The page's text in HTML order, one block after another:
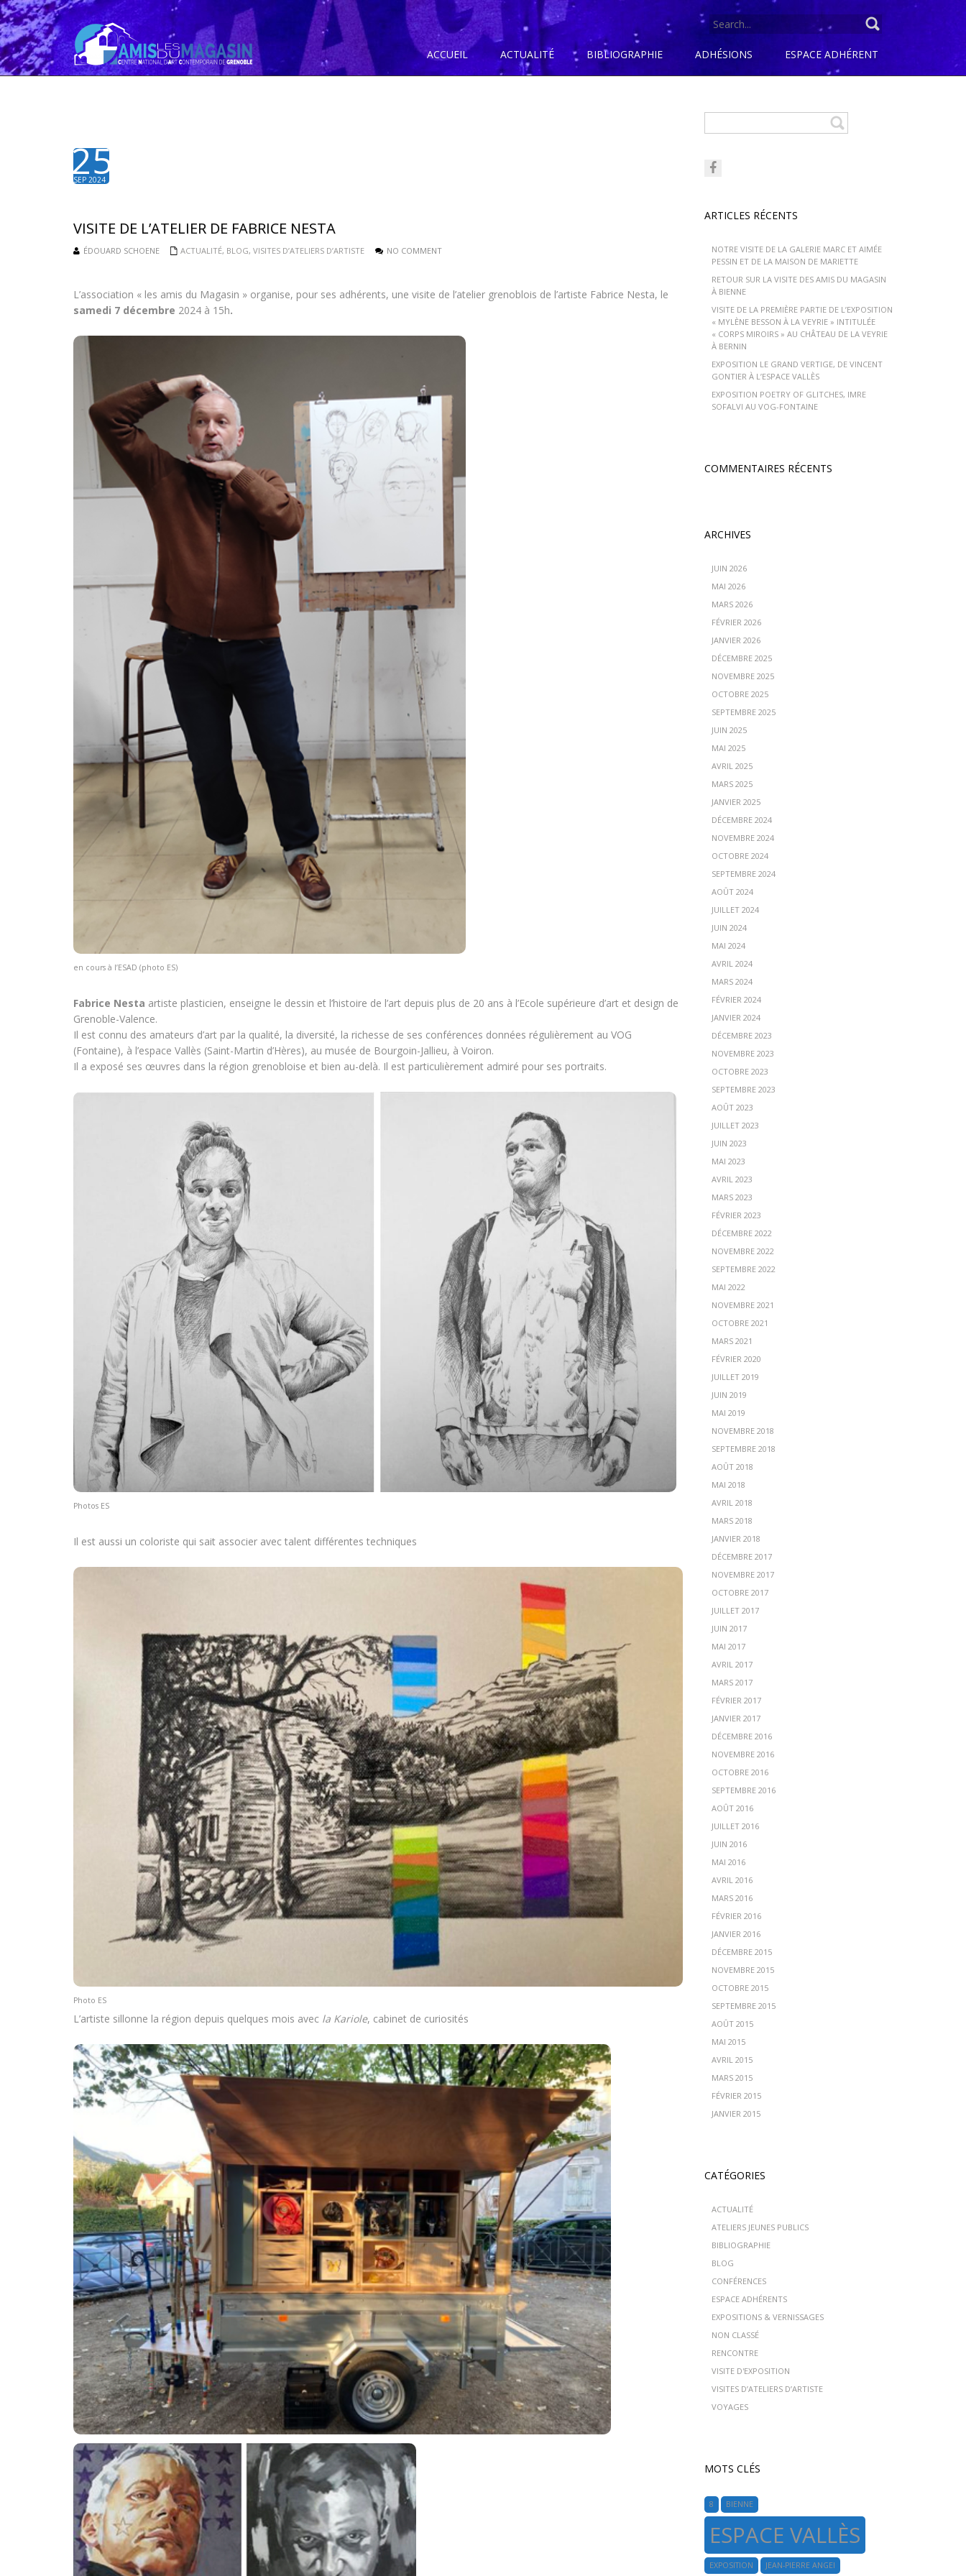
SEARCH
ACCUEIL
ACTUALITÉ BIBLIOGRAPHIE ADHÉSIONS ESPACE ADHÉRENT
25
SEP 2024
VISITE DE L’ATELIER DE FABRICE NESTA
ÉDOUARD SCHOENE ACTUALITÉ, BLOG, VISITES D’ATELIERS D’ARTISTE NO COMMENT
L’association « les amis du Magasin » organise, pour ses adhérents, une visite de l’atelier grenoblois de l’artiste Fabrice Nesta, le
samedi 7 décembre 2024 à 15h.
en cours à l’ESAD (photo ES)
Fabrice Nesta artiste plasticien, enseigne le dessin et l’histoire de l’art depuis plus de 20 ans à l’Ecole supérieure d’art et design de
Grenoble-Valence.
Il est connu des amateurs d’art par la qualité, la diversité, la richesse de ses conférences données régulièrement au VOG
(Fontaine), à l’espace Vallès (Saint-Martin d’Hères), au musée de Bourgoin-Jallieu, à Voiron.
Il a exposé ses œuvres dans la région grenobloise et bien au-delà. Il est particulièrement admiré pour ses portraits.
Photos ES
Il est aussi un coloriste qui sait associer avec talent différentes techniques
Photo ES
L’artiste sillonne la région depuis quelques mois avec la Kariole, cabinet de curiosités
ARTICLES RÉCENTS
NOTRE VISITE DE LA GALERIE MARC ET AIMÉE
PESSIN ET DE LA MAISON DE MARIETTE
RETOUR SUR LA VISITE DES AMIS DU MAGASIN
À BIENNE
VISITE DE LA PREMIÈRE PARTIE DE L’EXPOSITION
« MYLÈNE BESSON À LA VEYRIE » INTITULÉE
« CORPS MIROIRS » AU CHÂTEAU DE LA VEYRIE
À BERNIN
EXPOSITION LE GRAND VERTIGE, DE VINCENT
GONTIER À L’ESPACE VALLÈS
EXPOSITION POETRY OF GLITCHES, IMRE
SOFALVI AU VOG-FONTAINE
COMMENTAIRES RÉCENTS
ARCHIVES
JUIN 2026
MAI 2026
MARS 2026
FÉVRIER 2026
JANVIER 2026
DÉCEMBRE 2025
NOVEMBRE 2025
OCTOBRE 2025
SEPTEMBRE 2025
JUIN 2025
MAI 2025
AVRIL 2025
MARS 2025
JANVIER 2025
DÉCEMBRE 2024
NOVEMBRE 2024
OCTOBRE 2024
SEPTEMBRE 2024
AOÛT 2024
JUILLET 2024
JUIN 2024
MAI 2024
AVRIL 2024
MARS 2024
FÉVRIER 2024
JANVIER 2024
DÉCEMBRE 2023
NOVEMBRE 2023
OCTOBRE 2023
SEPTEMBRE 2023
AOÛT 2023
JUILLET 2023
JUIN 2023
MAI 2023
AVRIL 2023
MARS 2023
FÉVRIER 2023
DÉCEMBRE 2022
NOVEMBRE 2022
SEPTEMBRE 2022
MAI 2022
NOVEMBRE 2021
OCTOBRE 2021
MARS 2021
FÉVRIER 2020
JUILLET 2019
JUIN 2019
MAI 2019
NOVEMBRE 2018
SEPTEMBRE 2018
AOÛT 2018
MAI 2018
AVRIL 2018
MARS 2018
JANVIER 2018
DÉCEMBRE 2017
NOVEMBRE 2017
OCTOBRE 2017
JUILLET 2017
JUIN 2017
MAI 2017
AVRIL 2017
MARS 2017
FÉVRIER 2017
JANVIER 2017
DÉCEMBRE 2016
NOVEMBRE 2016
OCTOBRE 2016
SEPTEMBRE 2016
AOÛT 2016
JUILLET 2016
JUIN 2016
MAI 2016
AVRIL 2016
MARS 2016
FÉVRIER 2016
JANVIER 2016
DÉCEMBRE 2015
NOVEMBRE 2015
OCTOBRE 2015
SEPTEMBRE 2015
AOÛT 2015
MAI 2015
AVRIL 2015
MARS 2015
FÉVRIER 2015
JANVIER 2015
CATÉGORIES
ACTUALITÉ
ATELIERS JEUNES PUBLICS
BIBLIOGRAPHIE
BLOG
CONFÉRENCES
ESPACE ADHÉRENTS
EXPOSITIONS & VERNISSAGES
NON CLASSÉ
RENCONTRE
VISITE D'EXPOSITION
VISITES D’ATELIERS D’ARTISTE
VOYAGES
MOTS CLÉS
8 BIENNE
ESPACE VALLÈS
EXPOSITION JEAN-PIERRE ANGEI